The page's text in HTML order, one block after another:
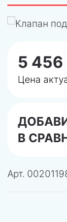
5
Цена
В
Арт.